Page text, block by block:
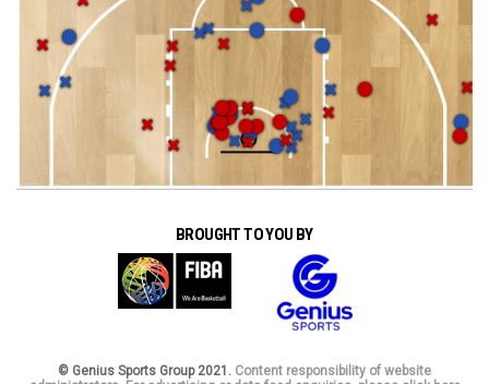
BROUGHT TO YOU BY
© Genius Sports Group 2021. Content responsibility of website